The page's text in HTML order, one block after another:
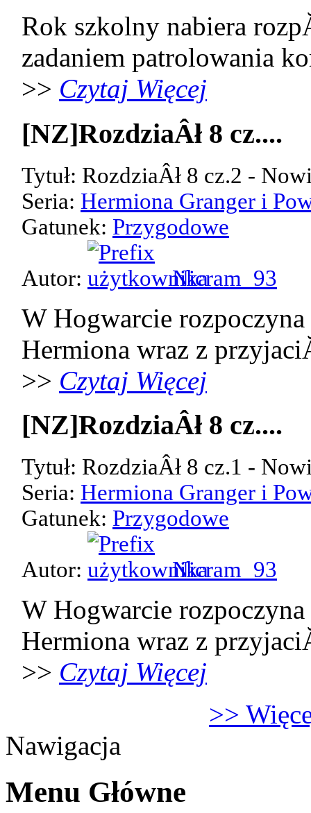
Rok szkolny nabiera
zadaniem patrolowania
>> Czytaj Więcej
[NZ]RozdziaÂł 8 cz....
Tytuł: RozdziaÂł 8 cz.2 -
Seria: Hermiona Granger i
Gatunek: Przygodowe
Autor: Nicram_93
W Hogwarcie
Hermiona wraz z
>> Czytaj Więcej
[NZ]RozdziaÂł 8 cz....
Tytuł: RozdziaÂł 8 cz.1 -
Seria: Hermiona Granger i
Gatunek: Przygodowe
Autor: Nicram_93
W Hogwarcie
Hermiona wraz z
>> Czytaj Więcej
>>
Nawigacja
Menu Główne